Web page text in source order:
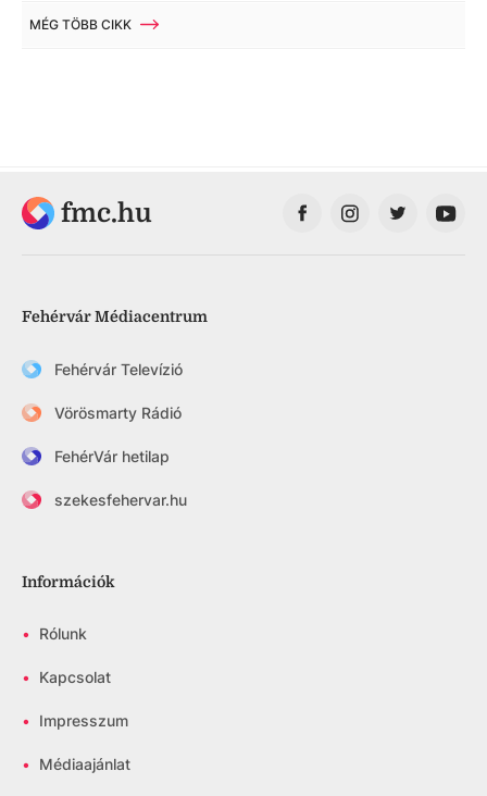
MÉG TÖBB CIKK
fmc.hu
Fehérvár Médiacentrum
Fehérvár Televízió
Vörösmarty Rádió
FehérVár hetilap
szekesfehervar.hu
Információk
• Rólunk
• Kapcsolat
• Impresszum
• Médiaajánlat